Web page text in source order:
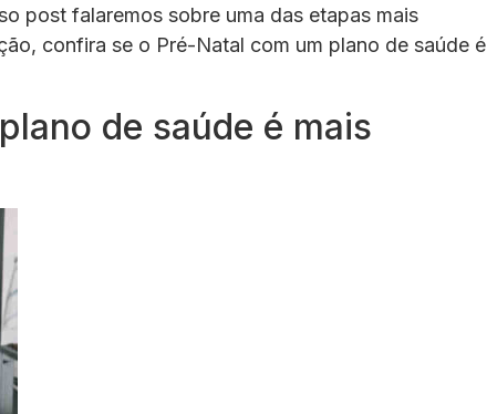
post falaremos sobre uma das etapas mais
confira se o Pré-Natal com um plano de saúde é
de saúde é mais